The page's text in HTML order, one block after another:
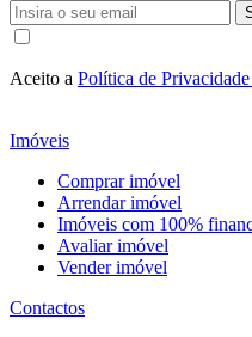
Aceito a Política de
Imóveis
Comprar imóvel
Arrendar imóvel
Imóveis com 100%
Avaliar imóvel
Vender imóvel
Contactos